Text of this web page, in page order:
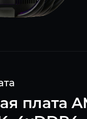
плата